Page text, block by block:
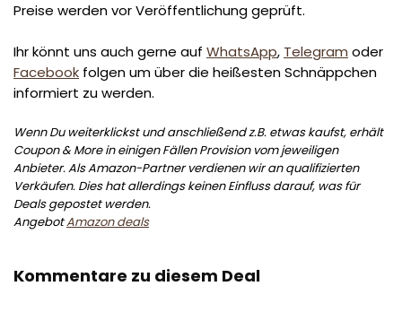
Preise werden vor Veröffentlichung geprüft.
Ihr könnt uns auch gerne auf WhatsApp, Telegram oder
Facebook folgen um über die heißesten Schnäppchen
informiert zu werden.
Wenn Du weiterklickst und anschließend z.B. etwas kaufst, erhält
Coupon & More in einigen Fällen Provision vom jeweiligen
Anbieter. Als Amazon-Partner verdienen wir an qualifizierten
Verkäufen. Dies hat allerdings keinen Einfluss darauf, was für
Deals gepostet werden.
AngebotAmazon deals
Kommentare zu diesem Deal